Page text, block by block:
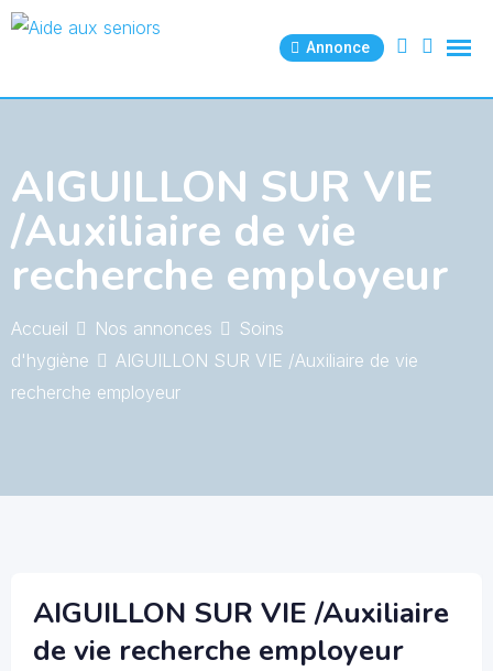
Skip
Annonce
AIGUILLON SUR VIE
/Auxiliaire de vie
recherche employeur
Accueil Nos annonces
Soins
d'hygiène
AIGUILLON SUR VIE /Auxiliaire de vie
recherche employeur
AIGUILLON SUR VIE /Auxiliaire
de vie recherche employeur